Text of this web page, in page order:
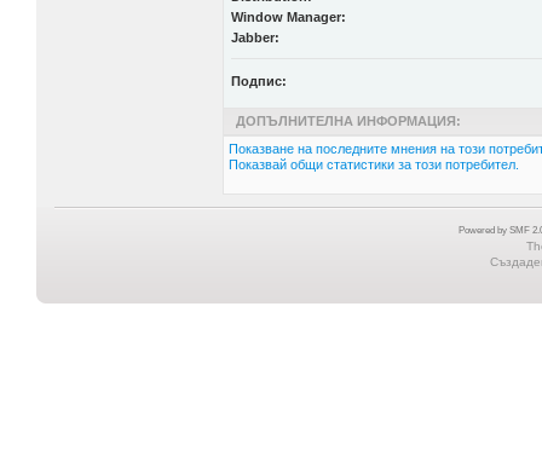
Window Manager:
Jabber:
Подпис:
ДОПЪЛНИТЕЛНА ИНФОРМАЦИЯ:
Показване на последните мнения на този
Показвай общи статистики за този потребител.
Powered by SMF